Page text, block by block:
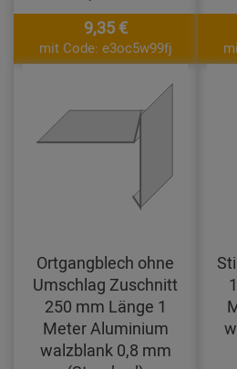
9,35 €
mit Code: e3oc5w99fj
Ortgangblech ohne
Umschlag Zuschnitt
250 mm Länge 1
Meter Aluminium
walzblank 0,8 mm